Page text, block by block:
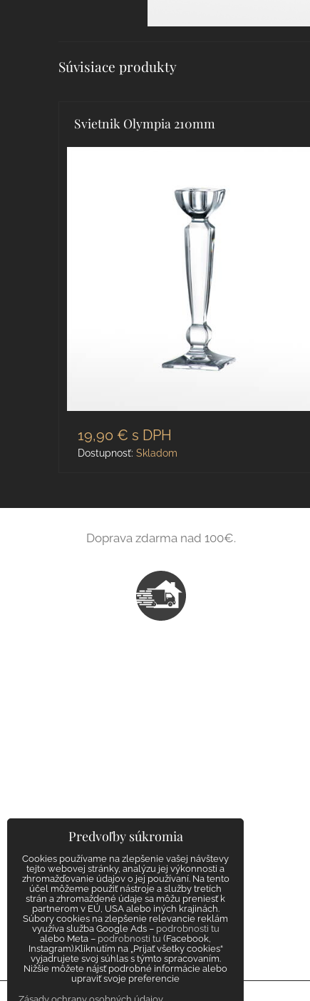
Súvisiace produkty
Svietnik Olympia 210mm
19,90 € s DPH
Dostupnosť: Skladom
Doprava zdarma nad 100€.
Predvoľby súkromia
Cookies používame na zlepšenie vašej návštevy
tejto webovej stránky, analýzu jej výkonnosti a
zhromažďovanie údajov o jej používaní. Na tento
účel môžeme použiť nástroje a služby tretích
strán a zhromaždené údaje sa môžu preniesť k
partnerom v EÚ, USA alebo iných krajinách.
Súbory cookies na zlepšenie relevancie reklám
využíva služba Google Ads – podrobnosti tu
alebo Meta – podrobnosti tu (Facebook,
Instagram).Kliknutím na „Prijať všetky cookies“
vyjadrujete svoj súhlas s týmto spracovaním.
Nižšie môžete nájsť podrobné informácie alebo
upraviť svoje preferencie